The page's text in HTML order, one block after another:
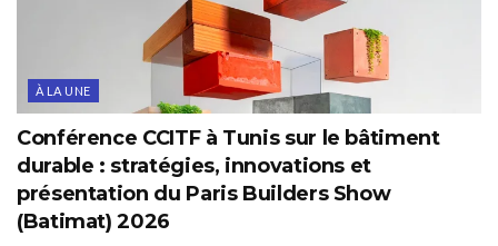
À LA UNE
Conférence CCITF à Tunis sur le bâtiment
durable : stratégies, innovations et
présentation du Paris Builders Show
(Batimat) 2026